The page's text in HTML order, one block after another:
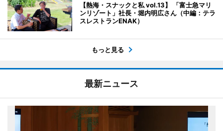
【熱海・スナックと私 vol.13】 「富士急マリ
ンリゾート」社長・堀内明広さん（中編：テラ
スレストランENAK）
もっと見る
最新ニュース